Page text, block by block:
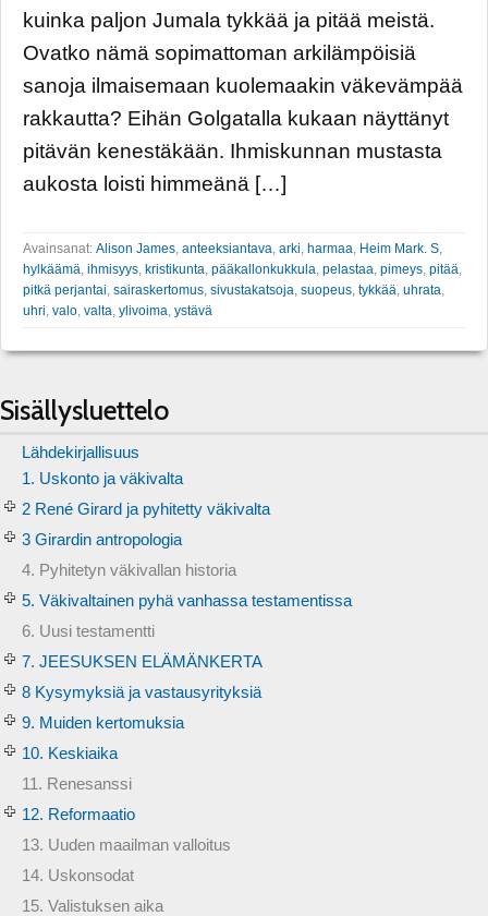
kuinka paljon Jumala tykkää ja pitää meistä.
Ovatko nämä sopimattoman arkilämpöisiä
sanoja ilmaisemaan kuolemaakin väkevämpää
rakkautta? Eihän Golgatalla kukaan näyttänyt
pitävän kenestäkään. Ihmiskunnan mustasta
aukosta loisti himmeänä […]
Avainsanat: Alison James anteeksiantava arki harmaa Heim Mark. S
hylkäämä ihmisyys kristikunta pääkallonkukkula pelastaa pimeys pitää
pitkä perjantai sairaskertomus sivustakatsoja suopeus tykkää uhrata
uhri valo valta ylivoima ystävä
Sisällysluettelo
Lähdekirjallisuus
1. Uskonto ja väkivalta
2 René Girard ja pyhitetty väkivalta
3 Girardin antropologia
4. Pyhitetyn väkivallan historia
5. Väkivaltainen pyhä vanhassa testamentissa
6. Uusi testamentti
7. JEESUKSEN ELÄMÄNKERTA
8 Kysymyksiä ja vastausyrityksiä
9. Muiden kertomuksia
10. Keskiaika
11. Renesanssi
12. Reformaatio
13. Uuden maailman valloitus
14. Uskonsodat
15. Valistuksen aika